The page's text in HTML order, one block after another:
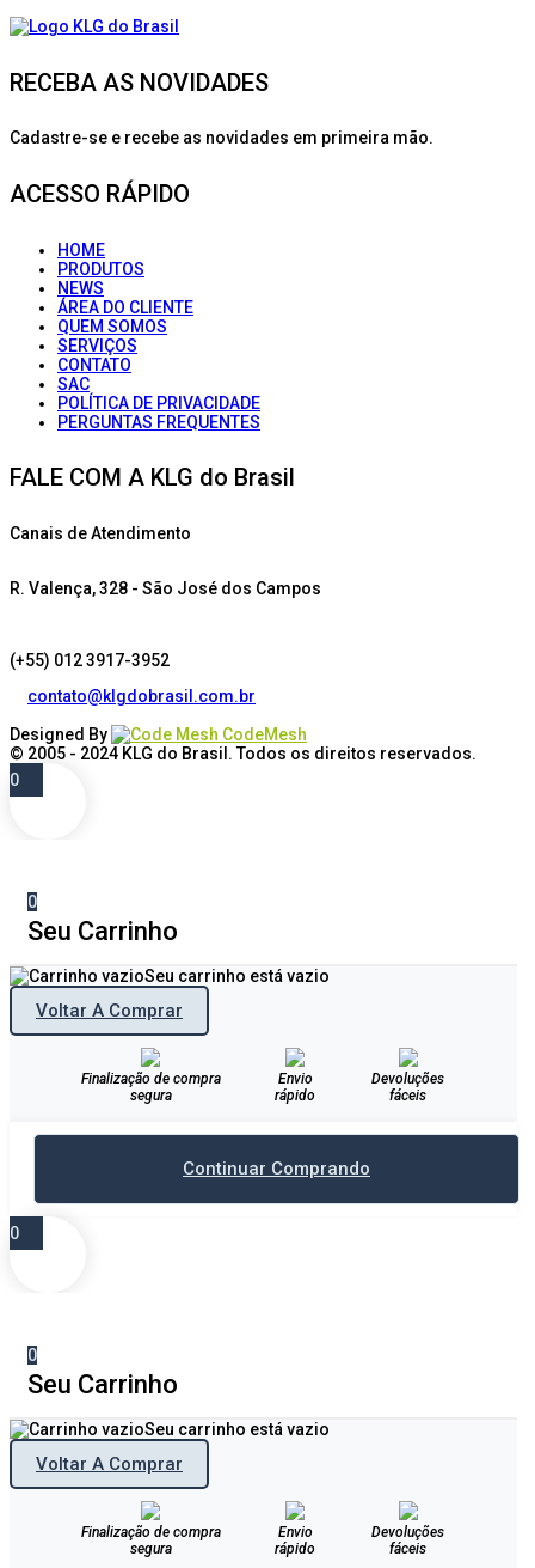
RECEBA AS NOVIDADES
Cadastre-se e recebe as novidades em primeira mão.
ACESSO RÁPIDO
HOME
PRODUTOS
NEWS
ÁREA DO CLIENTE
QUEM SOMOS
SERVIÇOS
CONTATO
SAC
POLÍTICA DE PRIVACIDADE
PERGUNTAS FREQUENTES
FALE COM A KLG do Brasil
Canais de Atendimento
R. Valença, 328 - São José dos Campos
(+55) 012 3917-3952
contato@klgdobrasil.com.br
Designed By
CodeMesh
© 2005 - 2024 KLG do Brasil . Todos os direitos reservados.
0
0
Seu Carrinho
Seu carrinho está vazio
Voltar A Comprar
Finalização de compra
segura
Envio
rápido
Devoluções
fáceis
Continuar Comprando
0
0
Seu Carrinho
Seu carrinho está vazio
Voltar A Comprar
Finalização de compra
segura
Envio
rápido
Devoluções
fáceis